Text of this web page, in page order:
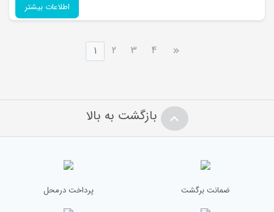
اطلاعات بیشتر
1 2 3 4
بازگشت به بالا
ضمانت برگشت پرداخت درمحل